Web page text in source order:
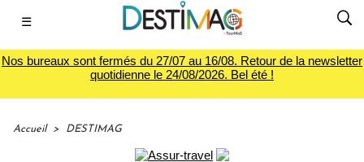
☰
Nos bureaux sont fermés du 27/07 au 16/08. Retour de la newsletter
quotidienne le 24/08/2026. Bel été !
Accueil > DESTIMAG